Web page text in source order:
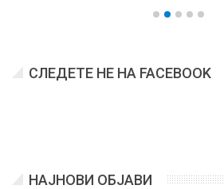
СЛЕДЕТЕ НЕ НА FACEBOOK
НАЈНОВИ ОБЈАВИ